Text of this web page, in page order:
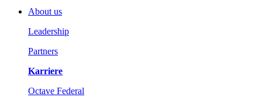
About us
Leadership
Partners
Karriere
Octave Federal